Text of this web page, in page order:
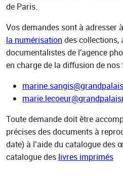
de Paris.
Vos demandes sont à adresser
la numérisation des collections,
documentalistes de l'agence
en charge de la diffusion de nos
Toute demande doit être
précises des documents à
date) à l’aide du catalogue des
catalogue des livres imprimés